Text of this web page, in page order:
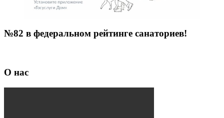
№82 в федеральном рейтинге санаториев!
О нас